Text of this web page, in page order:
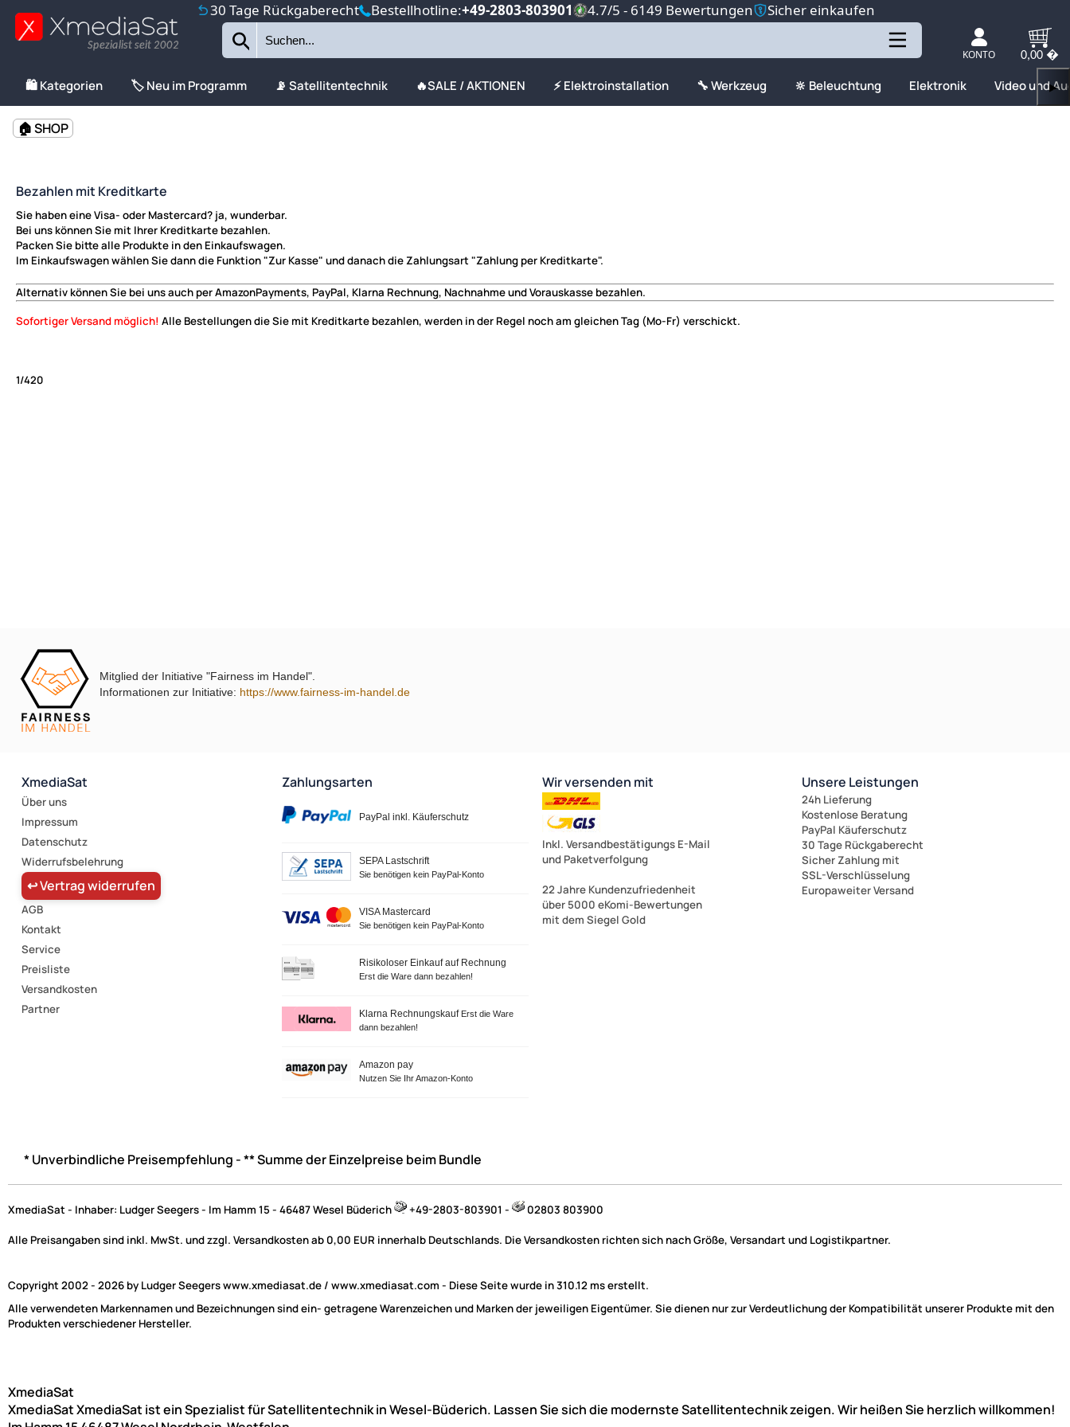
30 Tage Rückgaberecht Bestellhotline:+49-2803-803901 4.7/5 - 6149 Bewertungen Sicher einkaufen
Spezialist seit 2002
KONTO 0,00 �
🛍️ Kategorien 🏷️ Neu im Programm 📡 Satellitentechnik 🔥SALE / AKTIONEN ⚡ Elektroinstallation 🔧 Werkzeug 🔆 Beleuchtung Elektronik Video und▶
🏠 SHOP
Bezahlen mit Kreditkarte
Sie haben eine Visa- oder Mastercard? ja, wunderbar.
Bei uns können Sie mit Ihrer Kreditkarte bezahlen.
Packen Sie bitte alle Produkte in den Einkaufswagen.
Im Einkaufswagen wählen Sie dann die Funktion"Zur Kasse" und danach die Zahlungsart "Zahlung per Kreditkarte".
Alternativ können Sie bei uns auch perAmazonPayments, PayPal, Klarna Rechnung, Nachnahme und Vorauskasse bezahlen.
Sofortiger Versand möglich! Alle Bestellungen die Sie mit Kreditkarte bezahlen, werden in der Regel noch am gleichen Tag (Mo-Fr) verschickt.
1/420
Mitglied der Initiative "Fairness im Handel".
Informationen zur Initiative: https://www.fairness-im-handel.de
XmediaSat
Über uns
Impressum
Datenschutz
Widerrufsbelehrung
↩ Vertrag widerrufen
AGB
Kontakt
Service
Preisliste
Versandkosten
Partner
Zahlungsarten
PayPal inkl. Käuferschutz
SEPA Lastschrift
Sie benötigen kein PayPal-Konto
VISA Mastercard
Sie benötigen kein PayPal-Konto
Risikoloser Einkauf auf Rechnung
Erst die Ware dann bezahlen!
Klarna Rechnungskauf Erst die Ware
dann bezahlen!
Amazon pay
Nutzen Sie Ihr Amazon-Konto
Wir versenden mit
Inkl. Versandbestätigungs E-Mail
und Paketverfolgung
22 Jahre Kundenzufriedenheit
über 5000 eKomi-Bewertungen
mit dem Siegel Gold
Unsere Leistungen
24h Lieferung
Kostenlose Beratung
PayPal Käuferschutz
30 Tage Rückgaberecht
Sicher Zahlung mit
SSL-Verschlüsselung
Europaweiter Versand
* Unverbindliche Preisempfehlung - ** Summe der Einzelpreise beim Bundle
XmediaSat - Inhaber: Ludger Seegers - Im Hamm 15 - 46487 Wesel Büderich +49-2803-803901 - 02803 803900
Alle Preisangaben sind inkl. MwSt. und zzgl. Versandkosten ab 0,00 EUR innerhalb Deutschlands. Die Versandkosten richten sich nach Größe, Versandart und Logistikpartner.
Copyright 2002 - 2026 by Ludger Seegers www.xmediasat.de / www.xmediasat.com - Diese Seite wurde in 310.12 ms erstellt.
Alle verwendeten Markennamen und Bezeichnungen sind ein- getragene Warenzeichen und Marken der jeweiligen Eigentümer. Sie dienen nur zur Verdeutlichung der Kompatibilität unserer Produkte mit den
Produkten verschiedener Hersteller.
XmediaSat
XmediaSatXmediaSat ist ein Spezialist für Satellitentechnik in Wesel-Büderich. Lassen Sie sich die modernste Satellitentechnik zeigen. Wir heißen Sie herzlich willkommen!